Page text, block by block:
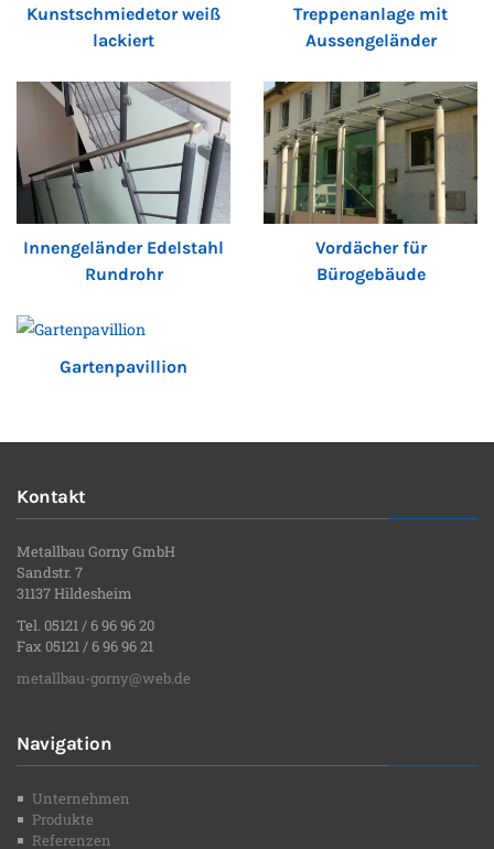
Kunstschmiedetor weiß
lackiert
Treppenanlage mit
Aussengeländer
Innengeländer Edelstahl
Rundrohr
Vordächer für
Bürogebäude
Gartenpavillion
Kontakt
Metallbau Gorny GmbH
Sandstr. 7
31137 Hildesheim
Tel. 05121 / 6 96 96 20
Fax 05121 / 6 96 96 21
metallbau-gorny@web.de
Navigation
Unternehmen
Produkte
Referenzen